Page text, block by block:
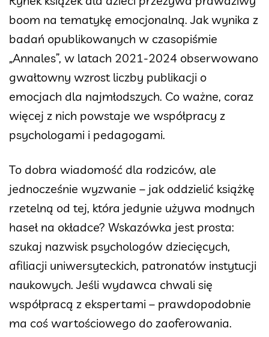
boom na tematykę emocjonalną. Jak wynika z
badań opublikowanych w czasopiśmie
„Annales”, w latach 2021-2024 obserwowano
gwałtowny wzrost liczby publikacji o
emocjach dla najmłodszych. Co ważne, coraz
więcej z nich powstaje we współpracy z
psychologami i pedagogami.
To dobra wiadomość dla rodziców, ale
jednocześnie wyzwanie – jak oddzielić książkę
rzetelną od tej, która jedynie używa modnych
haseł na okładce? Wskazówka jest prosta:
szukaj nazwisk psychologów dziecięcych,
afiliacji uniwersyteckich, patronatów instytucji
naukowych. Jeśli wydawca chwali się
współpracą z ekspertami – prawdopodobnie
ma coś wartościowego do zaoferowania.